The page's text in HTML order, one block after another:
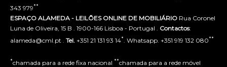
343 979**
ESPAÇO ALAMEDA - LEILÕES ONLINE DE MOBILIÁRIO Rua Coronel
Luna de Oliveira, 15 B . 1900-166 Lisboa - Portugal . Contactos:
alameda@cml.pt . Tel. +351 21 131 93 14* . Whatsapp. +351 919 132 080**
*chamada para a rede fixa nacional **chamada para a rede móvel